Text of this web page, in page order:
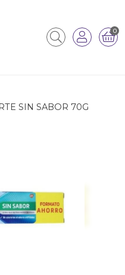
0
SIN SABOR 70G